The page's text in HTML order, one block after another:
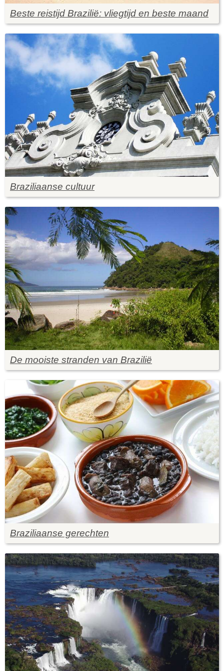
Beste reistijd Brazilië: vliegtijd en beste maand
Braziliaanse cultuur
De mooiste stranden van Brazilië
Braziliaanse gerechten